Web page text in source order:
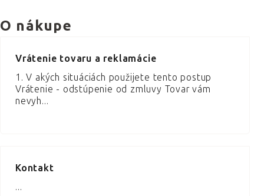
O nákupe
ČLÁNKOV
Vrátenie tovaru a reklamácie
1. V akých situáciách použijete tento postup
Vrátenie - odstúpenie od zmluvy Tovar vám
nevyh...
Kontakt
...